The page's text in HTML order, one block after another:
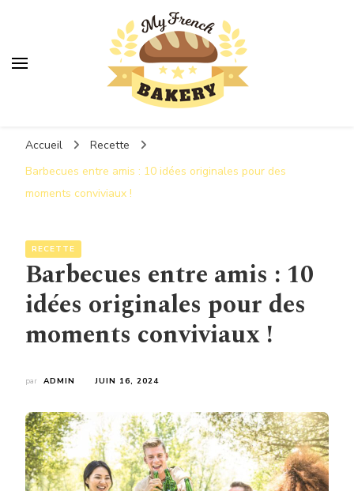
Accueil
Recette
Barbecues entre amis : 10 idées originales pour des
moments conviviaux !
RECETTE
Barbecues entre amis : 10
idées originales pour des
moments conviviaux !
par ADMIN JUIN 16, 2024